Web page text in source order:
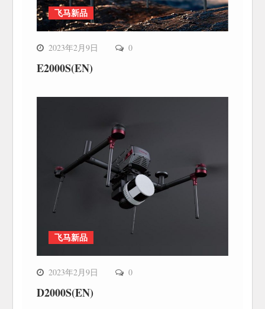
飞马新品
2023年2月9日 0
E2000S(EN)
飞马新品
2023年2月9日 0
D2000S(EN)